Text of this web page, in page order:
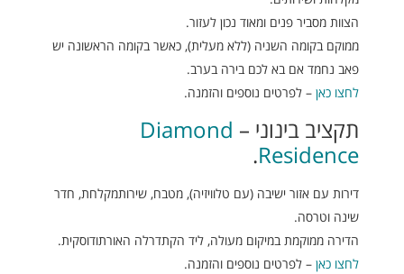
הצוות מסביר פנים ומאוד נכון לעזור.
ממוקם בקומה השניה (ללא מעלית), כאשר בקומה הראשונה יש
פאב נחמד אם בא לכם בירה בערב.
לחצו כאן – לפרטים נוספים והזמנה.
תקציב בינוני – Diamond
Residence
.
דירות עם אזור ישיבה (עם טלוויזיה), מטבח, שירותמקלחת, חדר
שינה וטרסה.
הדירה ממוקמת במיקום מעולה, ליד הקתדרלה האורתודוסקית.
לחצו כאן – לפרטים נוספים והזמנה.